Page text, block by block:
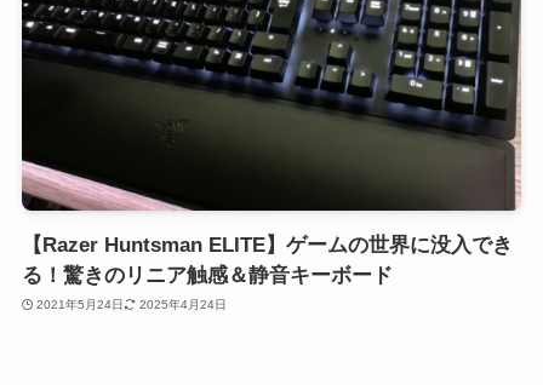
【Razer Huntsman ELITE】ゲームの世界に没入でき
る！驚きのリニア触感＆静音キーボード
2021年5月24日 2025年4月24日